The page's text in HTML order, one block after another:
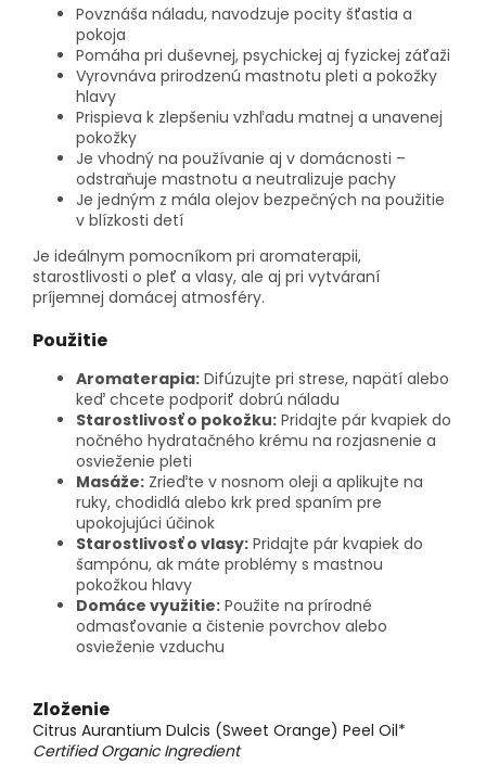
Povznáša náladu, navodzuje pocity šťastia a
pokoja
Pomáha pri duševnej, psychickej aj fyzickej záťaži
Vyrovnáva prirodzenú mastnotu pleti a pokožky
hlavy
Prispieva k zlepšeniu vzhľadu matnej a unavenej
pokožky
Je vhodný na používanie aj v domácnosti –
odstraňuje mastnotu a neutralizuje pachy
Je jedným z mála olejov bezpečných na použitie
v blízkosti detí
Je ideálnym pomocníkom pri aromaterapii,
starostlivosti o pleť a vlasy, ale aj pri vytváraní
príjemnej domácej atmosféry.
Použitie
Aromaterapia: Difúzujte pri strese, napätí alebo
keď chcete podporiť dobrú náladu
Starostlivosť o pokožku: Pridajte pár kvapiek do
nočného hydratačného krému na rozjasnenie a
osvieženie pleti
Masáže: Zrieďte v nosnom oleji a aplikujte na
ruky, chodidlá alebo krk pred spaním pre
upokojujúci účinok
Starostlivosť o vlasy: Pridajte pár kvapiek do
šampónu, ak máte problémy s mastnou
pokožkou hlavy
Domáce využitie: Použite na prírodné
odmasťovanie a čistenie povrchov alebo
osvieženie vzduchu
Zloženie
Citrus Aurantium Dulcis (Sweet Orange) Peel Oil*
Certified Organic Ingredient